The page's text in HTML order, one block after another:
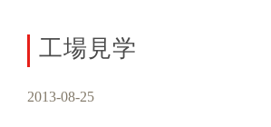
工場見学
2013-08-25